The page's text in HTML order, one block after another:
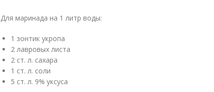
Для маринада на 1 литр воды:
1 зонтик укропа
2 лавровых листа
2 ст. л. сахара
1 ст. л. соли
5 ст. л. 9% уксуса